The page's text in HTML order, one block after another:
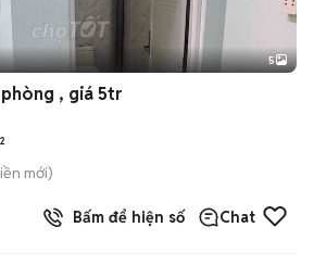
5
, giá 5tr
mới)
Bấm để hiện số Chat